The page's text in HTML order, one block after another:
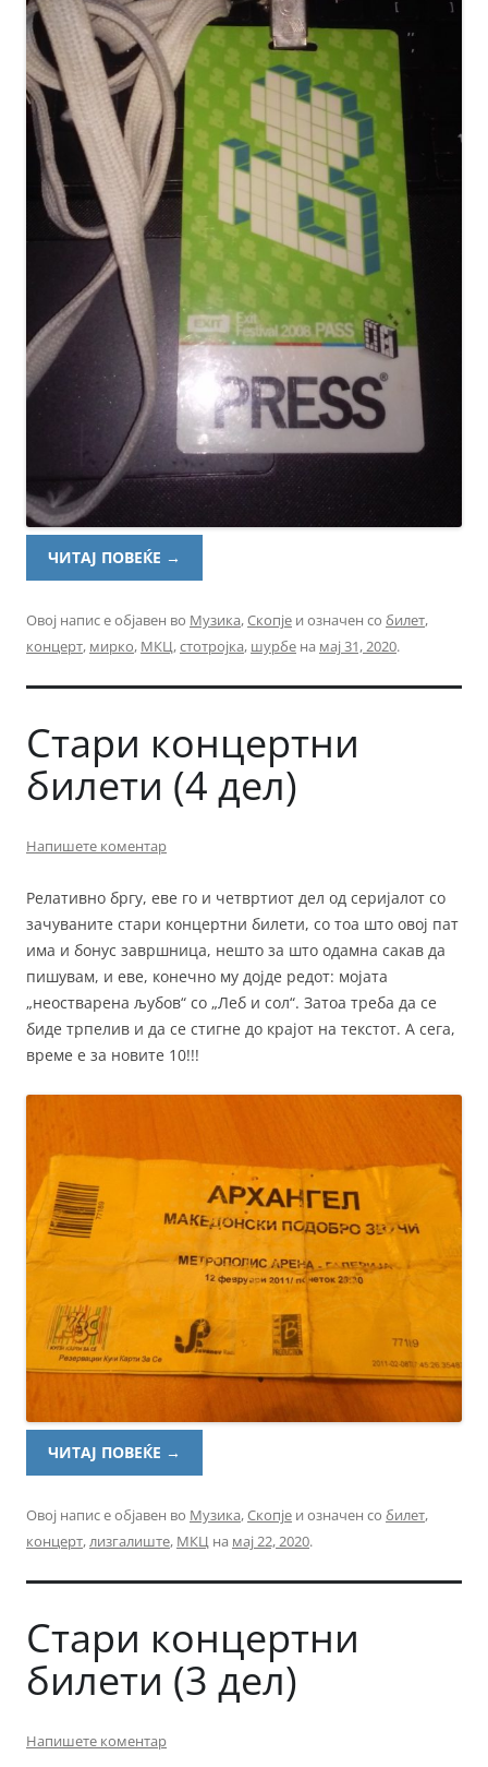
ЧИТАЈ ПОВЕЌЕ →
Овој напис е објавен во Музика,Скопје и означен со билет,
концерт, мирко, МКЦ,стотројка, шурбе на мај 31, 2020.
Стари концертни
билети (4 дел)
Напишете коментар
Релативно бргу, еве го и четвртиот дел од серијалот со
зачуваните стари концертни билети, со тоа што овој пат
има и бонус завршница, нешто за што одамна сакав да
пишувам, и еве, конечно му дојде редот: мојата
„неостварена љубов“ со „Леб и сол“. Затоа треба да се
биде трпелив и да се стигне до крајот на текстот. А сега,
време е за новите 10!!!
ЧИТАЈ ПОВЕЌЕ →
Овој напис е објавен во Музика,Скопје и означен со билет,
концерт,лизгалиште, МКЦ на мај 22, 2020.
Стари концертни
билети (3 дел)
Напишете коментар